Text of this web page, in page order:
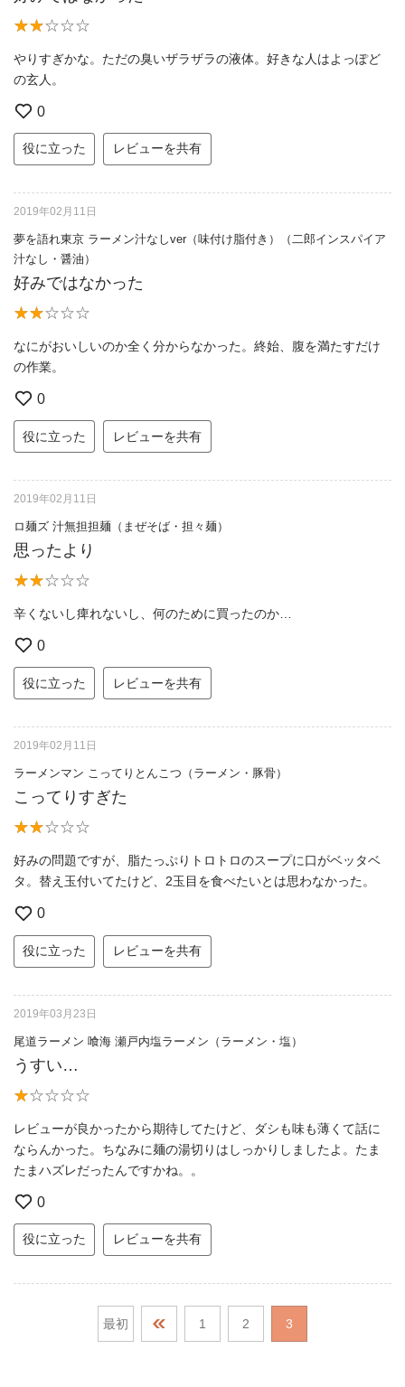
やりすぎかな。ただの臭いザラザラの液体。好きな人はよっぽど
の玄人。
0
役に立った レビューを共有
2019年02月11日
夢を語れ東京 ラーメン汁なしver（味付け脂付き）（二郎インスパイア
汁なし・醤油）
好みではなかった
なにがおいしいのか全く分からなかった。終始、腹を満たすだけ
の作業。
0
役に立った レビューを共有
2019年02月11日
ロ麺ズ 汁無担担麺（まぜそば・担々麺）
思ったより
辛くないし痺れないし、何のために買ったのか…
0
役に立った レビューを共有
2019年02月11日
ラーメンマン こってりとんこつ（ラーメン・豚骨）
こってりすぎた
好みの問題ですが、脂たっぷりトロトロのスープに口がベッタベ
タ。替え玉付いてたけど、2玉目を食べたいとは思わなかった。
0
役に立った レビューを共有
2019年03月23日
尾道ラーメン 喰海 瀬戸内塩ラーメン（ラーメン・塩）
うすい…
レビューが良かったから期待してたけど、ダシも味も薄くて話に
ならんかった。ちなみに麺の湯切りはしっかりしましたよ。たま
たまハズレだったんですかね。。
0
役に立った レビューを共有
最初 1 2 3